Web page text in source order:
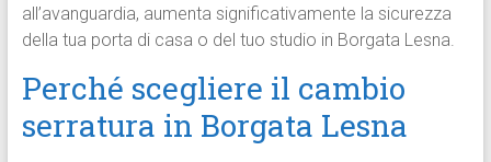
all’avanguardia, aumenta significativamente la sicurezza
della tua porta di casa o del tuo studio in Borgata Lesna.
Perché scegliere il cambio
serratura in Borgata Lesna